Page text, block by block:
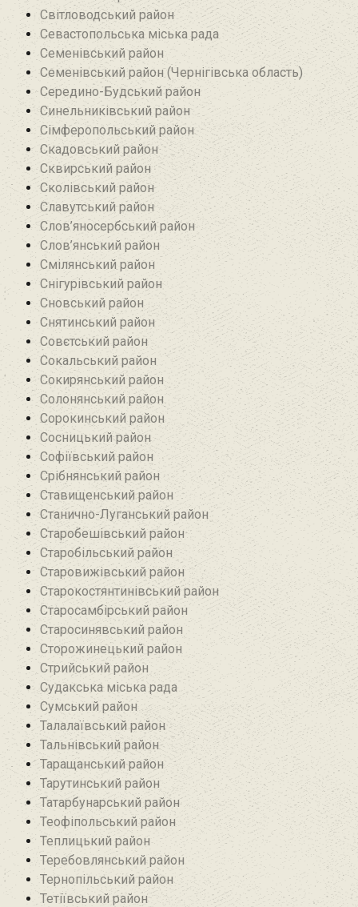
Світловодський район
Севастопольська міська рада
Семенівський район
Семенівський район (Чернігівська область)
Середино-Будський район
Синельниківський район
Сімферопольський район
Скадовський район
Сквирський район
Сколівський район
Славутський район
Слов’яносербський район
Слов’янський район
Смілянський район
Снігурівський район‎
Сновський район
Снятинський район
Совєтський район
Сокальський район
Сокирянський район
Солонянський район
Сорокинський район
Сосницький район
Софіївський район
Срібнянський район‎
Ставищенський район
Станично-Луганський район‎
Старобешівський район‎
Старобільський район
Старовижівський район
Старокостянтинівський район
Старосамбірський район
Старосинявський район
Сторожинецький район
Стрийський район
Судакська міська рада
Сумський район
Талалаївський район
Тальнівський район
Таращанський район
Тарутинський район
Татарбунарський район
Теофіпольський район‎
Теплицький район
Теребовлянський район
Тернопільський район
Тетіївський район